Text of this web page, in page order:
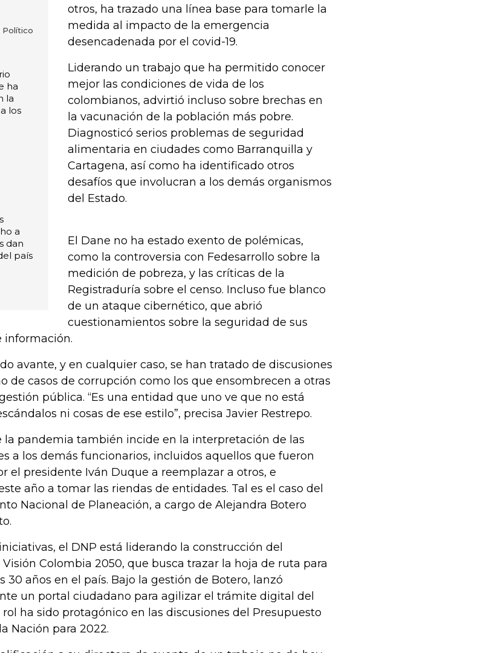
Político
ha
la
los
a
dan
país
otros, ha trazado una línea base para tomarle la
medida al impacto de la emergencia
desencadenada por el covid-19.
Liderando un trabajo que ha permitido conocer
mejor las condiciones de vida de los
colombianos, advirtió incluso sobre brechas en
la vacunación de la población más pobre.
Diagnosticó serios problemas de seguridad
alimentaria en ciudades como Barranquilla y
Cartagena, así como ha identificado otros
desafíos que involucran a los demás organismos
del Estado.
El Dane no ha estado exento de polémicas,
como la controversia con Fedesarrollo sobre la
medición de pobreza, y las críticas de la
Registraduría sobre el censo. Incluso fue blanco
de un ataque cibernético, que abrió
cuestionamientos sobre la seguridad de sus
información.
avante, y en cualquier caso, se han tratado de discusiones
de casos de corrupción como los que ensombrecen a otras
pública. “Es una entidad que uno ve que no está
ni cosas de ese estilo”, precisa Javier Restrepo.
la pandemia también incide en la interpretación de las
a los demás funcionarios, incluidos aquellos que fueron
el presidente Iván Duque a reemplazar a otros, e
año a tomar las riendas de entidades. Tal es el caso del
Nacional de Planeación, a cargo de Alejandra Botero
el DNP está liderando la construcción del
Colombia 2050, que busca trazar la hoja de ruta para
30 años en el país. Bajo la gestión de Botero, lanzó
un portal ciudadano para agilizar el trámite digital del
rol ha sido protagónico en las discusiones del Presupuesto
Nación para 2022.